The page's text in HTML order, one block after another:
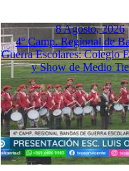
8 Agosto, 2026
4º Camp. Regional de
Guerra Escolares: Colegio
y Show de Medio